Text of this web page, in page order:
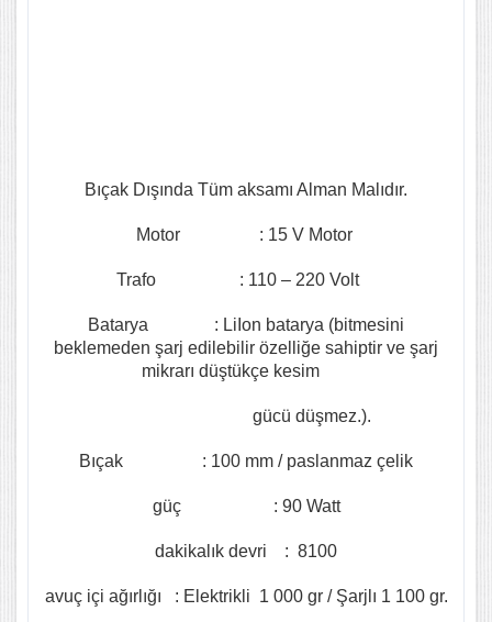
Bıçak Dışında Tüm aksamı Alman Malıdır.
Motor : 15 V Motor
Trafo : 110 – 220 Volt
Batarya : LiIon batarya (bitmesini
beklemeden şarj edilebilir özelliğe sahiptir ve şarj
mikrarı düştükçe kesim
gücü düşmez.).
Bıçak : 100 mm / paslanmaz çelik
güç : 90 Watt
dakikalık devri : 8100
avuç içi ağırlığı : Elektrikli 1 000 gr / Şarjlı 1 100 gr.